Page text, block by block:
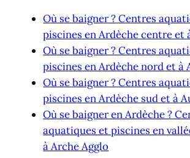
Où se baigner ? Centres
piscines en Ardèche centre et
Où se baigner ? Centres
piscines en Ardèche nord et à
Où se baigner ? Centres
piscines en Ardèche sud et à
Où se baigner en Ardèche ?
aquatiques et piscines en
à Arche Agglo